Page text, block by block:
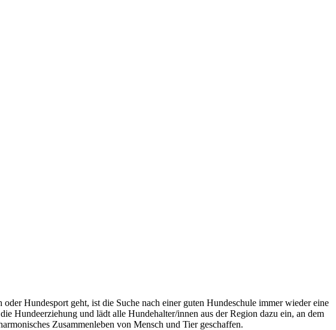
Hundesport geht, ist die Suche nach einer guten Hundeschule immer wieder eine
Hundeerziehung und lädt alle Hundehalter/innen aus der Region dazu ein, an dem
Zusammenleben von Mensch und Tier geschaffen.